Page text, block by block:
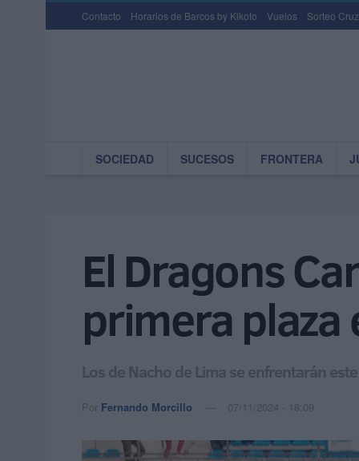
Contacto Horarios de Barcos by Kikoto Vuelos Sorteo
SOCIEDAD SUCESOS FRONTERA
El Dragons
primera plaza
Los de Nacho de Lima se enfrentarán
Por Fernando Morcillo 07/11/2024 - 18:09